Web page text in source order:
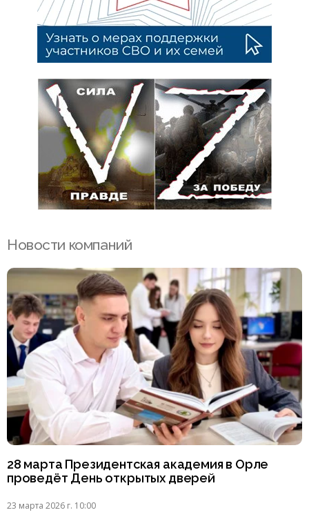
Новости компаний
28 марта Президентская академия в Орле
проведёт День открытых дверей
23 марта 2026 г. 10:00